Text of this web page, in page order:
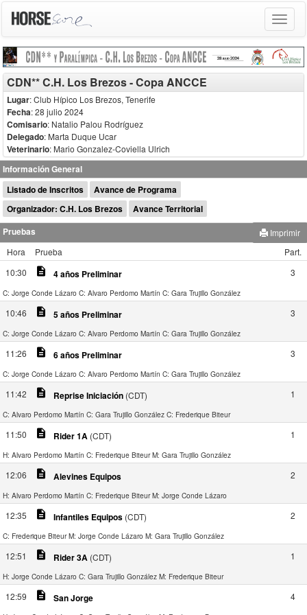
Toggle
CDN** C.H. Los Brezos - Copa ANCCE
Lugar: Club Hípico Los Brezos, Tenerife
Fecha: 28 julio 2024
Comisario: Natalio Palou Rodríguez
Delegado: Marta Duque Ucar
Veterinario: Mario Gonzalez-Coviella Ulrich
Información General
Listado de Inscritos
Avance de Programa
Organizador: C.H. Los Brezos
Avance Territorial
Pruebas
Imprimir
Hora
Prueba
Part.
10:30
description 4 años Preliminar 3
C: Jorge Conde Lázaro C: Alvaro Perdomo Martín C: Gara Trujillo González
10:46 description 5 años Preliminar 3
C: Jorge Conde Lázaro C: Alvaro Perdomo Martín C: Gara Trujillo González
11:26 description 6 años Preliminar 3
C: Jorge Conde Lázaro C: Alvaro Perdomo Martín C: Gara Trujillo González
11:42 description Reprise Iniciación (CDT) 1
C: Alvaro Perdomo Martín C: Gara Trujillo González C: Frederique Biteur
11:50 description Rider 1A (CDT) 1
H: Alvaro Perdomo Martín C: Frederique Biteur M: Gara Trujillo González
12:06 description Alevines Equipos 2
H: Alvaro Perdomo Martín C: Frederique Biteur M: Jorge Conde Lázaro
12:35 description Infantiles Equipos (CDT) 2
C: Frederique Biteur M: Jorge Conde Lázaro M: Gara Trujillo González
12:51 description Rider 3A (CDT) 1
H: Jorge Conde Lázaro C: Gara Trujillo González M: Frederique Biteur
12:59 description San Jorge 4